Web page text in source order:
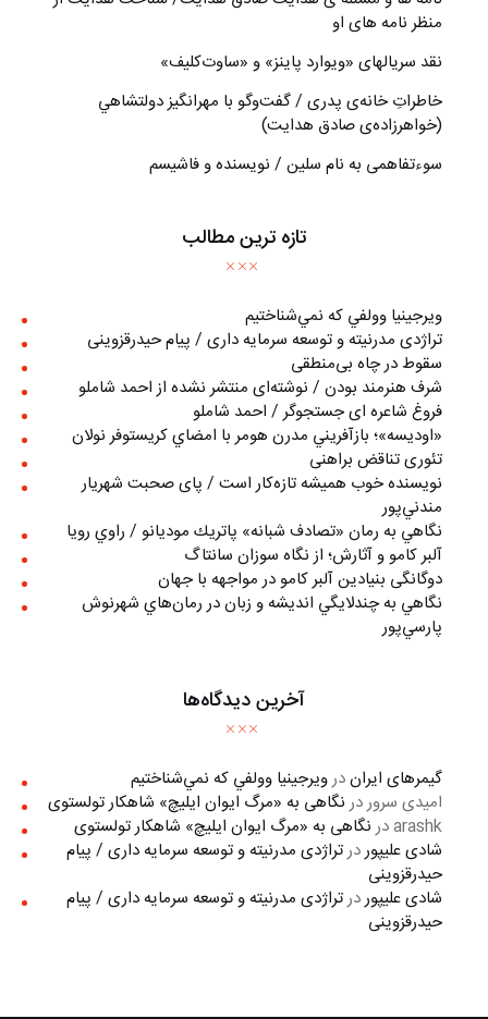
منظر نامه های او
نقد سریالهای «ویوارد پاینز» و «ساوت‌کلیف»
خاطراتِ خانه‌ی پدری / گفت‌وگو با مهرانگيز دولتشاهي
(خواهرزاده‌ی صادق هدايت)
سوءتفاهمی به نام سلین / نویسنده و فاشیسم
تازه ترین مطالب
ويرجينيا وولفي كه نمي‌شناختيم
تراژدی مدرنیته و توسعه سرمایه داری / پیام حیدرقزوینی
سقوط در چاه بی‌منطقی
شرف هنرمند بودن / نوشته‌ای منتشر نشده از احمد شاملو
فروغ شاعره ای جستجوگر / احمد شاملو
«اوديسه»؛ بازآفريني مدرن هومر با امضاي كريستوفر نولان
تئوری تناقض براهنی
نويسنده خوب هميشه تازه‌كار است / پای صحبت شهريار
مندني‌پور
نگاهي به رمان «تصادف شبانه» پاتريك موديانو / راوي رويا
آلبر کامو و آثارش؛ از نگاه سوزان سانتاگ
دوگانگی بنیادین آلبر کامو در مواجهه با جهان
نگاهي به چندلايگي انديشه و زبان در رمان‌هاي شهرنوش
پارسي‌پور
آخرین دیدگاه‌ها
گیمرهای ایراندرويرجينيا وولفي كه نمي‌شناختيم
امیدی سروردر نگاهی به «مرگ ايوان ايليچ» شاهکار تولستوی
arashkدر نگاهی به «مرگ ايوان ايليچ» شاهکار تولستوی
شادی علیپوردرتراژدی مدرنیته و توسعه سرمایه داری / پیام
حیدرقزوینی
شادی علیپوردرتراژدی مدرنیته و توسعه سرمایه داری / پیام
حیدرقزوینی